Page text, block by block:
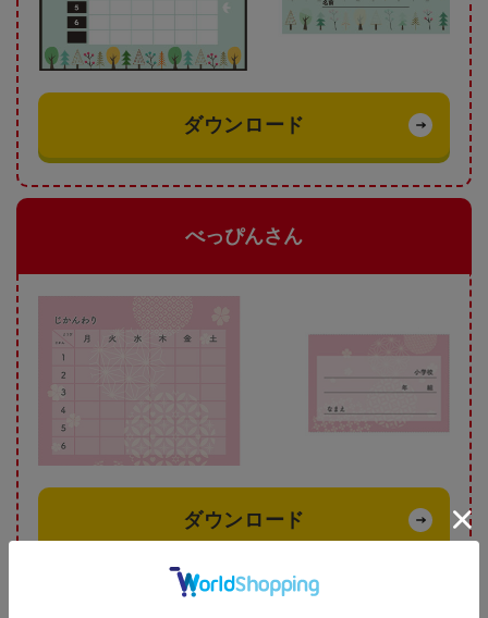
ダウンロード
べっぴんさん
ダウンロード